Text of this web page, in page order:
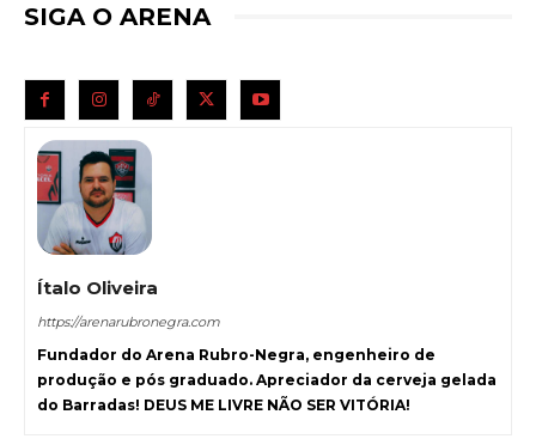
SIGA O ARENA
Ítalo Oliveira
https://arenarubronegra.com
Fundador do Arena Rubro-Negra, engenheiro de
produção e pós graduado. Apreciador da cerveja gelada
do Barradas! DEUS ME LIVRE NÃO SER VITÓRIA!